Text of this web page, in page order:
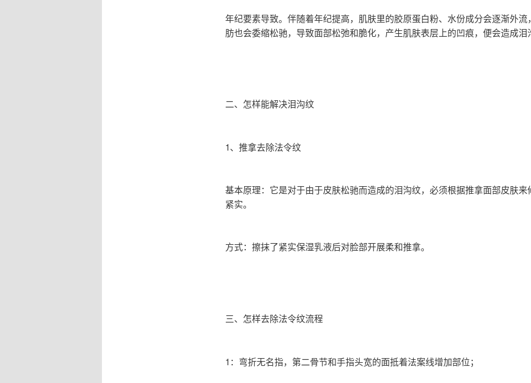
年纪要素导致。伴随着年纪提高，肌肤里的胶原蛋白粉、水份成分会逐渐外流
肪也会委缩松驰，导致面部松弛和脆化，产生肌肤表层上的凹痕，便会造成泪
二、怎样能解决泪沟纹
1、推拿去除法令纹
基本原理：它是对于由于皮肤松驰而造成的泪沟纹，必须根据推拿面部皮肤来
紧实。
方式：擦抹了紧实保湿乳液后对脸部开展柔和推拿。
三、怎样去除法令纹流程
1：弯折无名指，第二骨节和手指头宽的面抵着法案线增加部位；